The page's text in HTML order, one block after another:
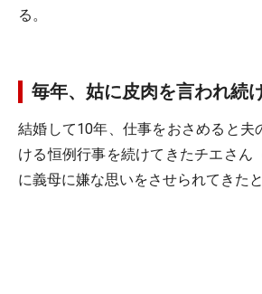
る。
毎年、姑に皮肉を言われ続
結婚して10年、仕事をおさめると夫
ける恒例行事を続けてきたチエさん
に義母に嫌な思いをさせられてきたと